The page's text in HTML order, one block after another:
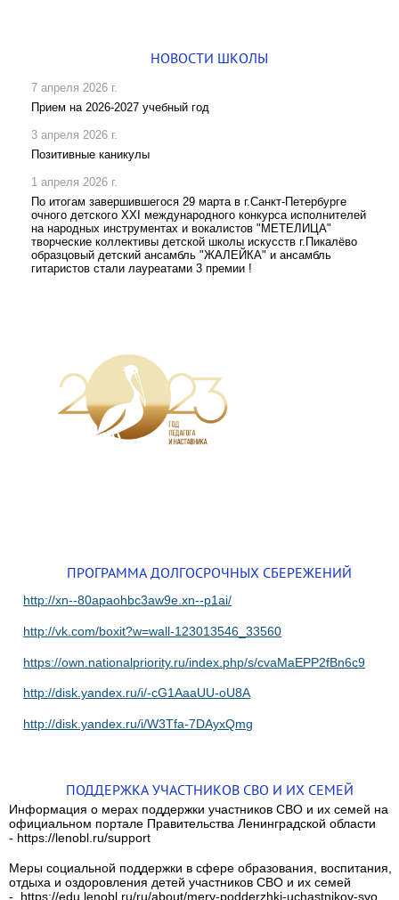
НОВОСТИ ШКОЛЫ
7 апреля 2026 г.
Прием на 2026-2027 учебный год
3 апреля 2026 г.
Позитивные каникулы
1 апреля 2026 г.
По итогам завершившегося 29 марта в г.Санкт-Петербурге
очного детского XXI международного конкурса исполнителей
на народных инструментах и вокалистов "МЕТЕЛИЦА"
творческие коллективы детской школы искусств г.Пикалёво
образцовый детский ансамбль "ЖАЛЕЙКА" и ансамбль
гитаристов стали лауреатами 3 премии !
ПРОГРАММА ДОЛГОСРОЧНЫХ СБЕРЕЖЕНИЙ
http://xn--80apaohbc3aw9e.xn--p1ai/
http://vk.com/boxit?w=wall-123013546_33560
https://own.nationalpriority.ru/index.php/s/cvaMaEPP2fBn6c9
http://disk.yandex.ru/i/-cG1AaaUU-oU8A
http://disk.yandex.ru/i/W3Tfa-7DAyxQmg
ПОДДЕРЖКА УЧАСТНИКОВ СВО И ИХ СЕМЕЙ
Информация о мерах поддержки участников СВО и их семей на
официальном портале Правительства Ленинградской области
- https://lenobl.ru/support
Меры социальной поддержки в сфере образования, воспитания,
отдыха и оздоровления детей участников СВО и их семей
- https://edu.lenobl.ru/ru/about/mery-podderzhki-uchastnikov-svo